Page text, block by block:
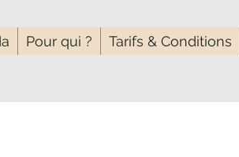
Pour qui ? Tarifs & Conditions